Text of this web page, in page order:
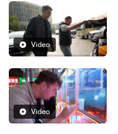
Video
Video